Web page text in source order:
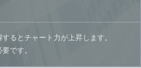
るとチャート力が上昇します。
です。